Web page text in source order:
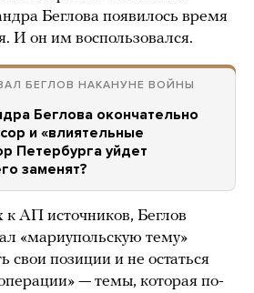
Беглова появилось время
И он им воспользовался.
БЕГЛОВ НАКАНУНЕ ВОЙНЫ
Беглова окончательно
и «влиятельные
Петербурга уйдет
заменят?
АП источников, Беглов
«мариупольскую тему»
свои позиции и не остаться
— темы, которая по-